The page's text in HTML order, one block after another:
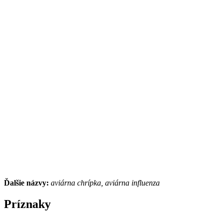
Ďalšie názvy: aviárna chrípka, aviárna influenza
Príznaky